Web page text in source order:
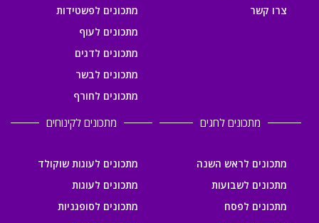
צרו קשר
מתכונים לפשטידות
מתכונים לעוף
מתכונים לדגים
מתכונים לבשר
מתכונים לחורף
מתכונים לחגים
מתכונים לראש השנה
מתכונים לשבועות
מתכונים לפסח
מתכונים לקינוחים
מתכונים לעוגות שוקולד
מתכונים לעוגות
מתכונים לסופגניות